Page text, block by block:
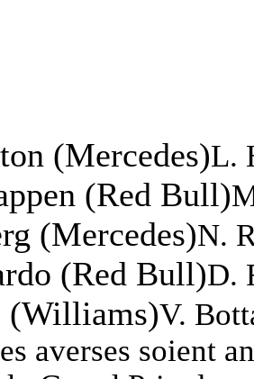
L.
N.
D.
V.
averses soient